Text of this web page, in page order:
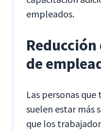
empleados.
de
Las personas que
suelen estar más
que los